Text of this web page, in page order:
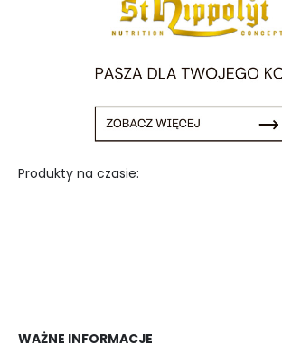
Produkty na czasie:
WAŻNE INFORMACJE